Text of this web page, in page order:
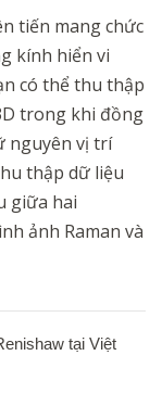
tiến mang chức
kính hiển vi
có thể thu thập
trong khi đồng
nguyên vị trí
thập dữ liệu
giữa hai
ảnh Raman và
tại Việt